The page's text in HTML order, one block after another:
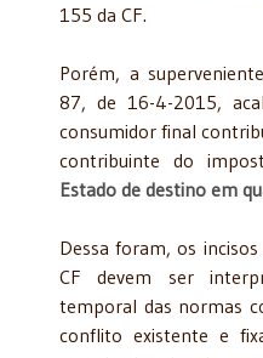
155 da CF.
Porém, a
87, de 16-4-2015,
consumidor final
contribuinte do
Estado de destino em
Dessa foram, os
CF devem ser
temporal das normas
conflito existente e